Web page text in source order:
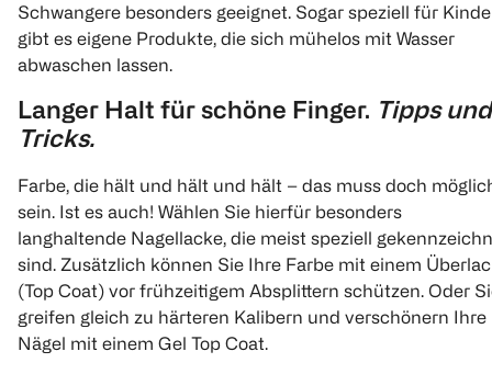
Schwangere besonders geeignet. Sogar speziell für
gibt es eigene Produkte, die sich mühelos mit Wasser
abwaschen lassen.
Langer Halt für schöne Finger. Tipps und
Tricks.
Farbe, die hält und hält und hält – das muss doch
sein. Ist es auch! Wählen Sie hierfür besonders
langhaltende Nagellacke, die meist speziell
sind. Zusätzlich können Sie Ihre Farbe mit einem
(Top Coat) vor frühzeitigem Absplittern schützen. Oder
greifen gleich zu härteren Kalibern und verschönern Ihre
Nägel mit einem Gel Top Coat.